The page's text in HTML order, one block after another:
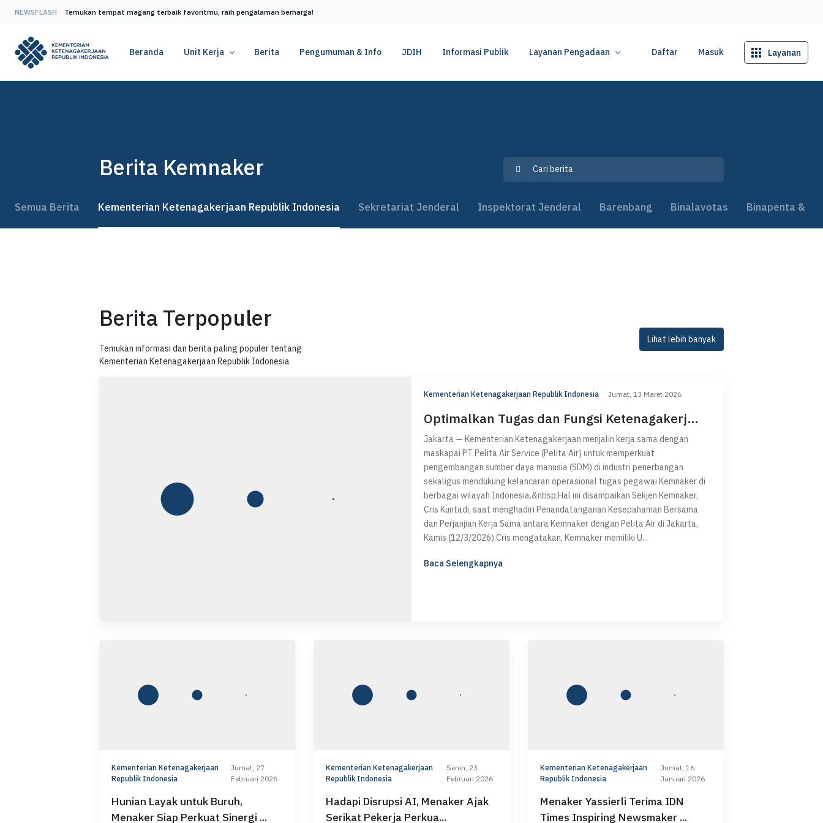
NEWSFLASH Temukan tempat magang terbaik favoritmu, raih pengalaman berharga!
Beranda Unit Kerja Berita Pengumuman & Info JDIH Informasi Publik Layanan Pengadaan Daftar Masuk Layanan
Berita Kemnaker
Semua Berita Kementerian Ketenagakerjaan Republik Indonesia Sekretariat Jenderal Inspektorat Jenderal Barenbang Binalavotas Binapenta &
Berita Terpopuler
Temukan informasi dan berita paling populer tentang
Kementerian Ketenagakerjaan Republik Indonesia
Lihat lebih banyak
Kementerian Ketenagakerjaan Republik Indonesia Jumat, 13 Maret 2026
Optimalkan Tugas dan Fungsi Ketenagakerj...
Jakarta — Kementerian Ketenagakerjaan menjalin kerja sama dengan
maskapai PT Pelita Air Service (Pelita Air) untuk memperkuat
pengembangan sumber daya manusia (SDM) di industri penerbangan
sekaligus mendukung kelancaran operasional tugas pegawai Kemnaker di
berbagai wilayah Indonesia.&nbsp;Hal ini disampaikan Sekjen Kemnaker,
Cris Kuntadi, saat menghadiri Penandatanganan Kesepahaman Bersama
dan Perjanjian Kerja Sama antara Kemnaker dengan Pelita Air di Jakarta,
Kamis (12/3/2026).Cris mengatakan, Kemnaker memiliki U...
Baca Selengkapnya
Kementerian Ketenagakerjaan
Republik Indonesia
Jumat, 27
Februari 2026
Hunian Layak untuk Buruh,
Menaker Siap Perkuat Sinergi ...
Kementerian Ketenagakerjaan
Republik Indonesia
Senin, 23
Februari 2026
Hadapi Disrupsi AI, Menaker Ajak
Serikat Pekerja Perkua...
Kementerian Ketenagakerjaan
Republik Indonesia
Jumat, 16
Januari 2026
Menaker Yassierli Terima IDN
Times Inspiring Newsmaker ...